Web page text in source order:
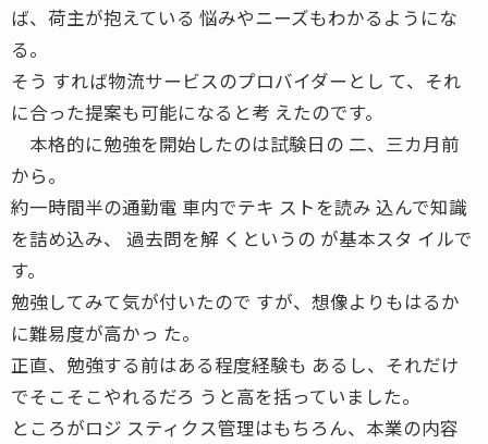
ば、荷主が抱えている 悩みやニーズもわかるようにな
る。
そう すれば物流サービスのプロバイダーとし て、それ
に合った提案も可能になると考 えたのです。
本格的に勉強を開始したのは試験日の 二、三カ月前
から。
約一時間半の通勤電 車内でテキ ストを読み 込んで知識
を詰め込み、 過去問を解 くというの が基本スタ イルで
す。
勉強してみて気が付いたので すが、想像よりもはるか
に難易度が高かっ た。
正直、勉強する前はある程度経験も あるし、それだけ
でそこそこやれるだろ うと高を括っていました。
ところがロジ スティクス管理はもちろん、本業の内容